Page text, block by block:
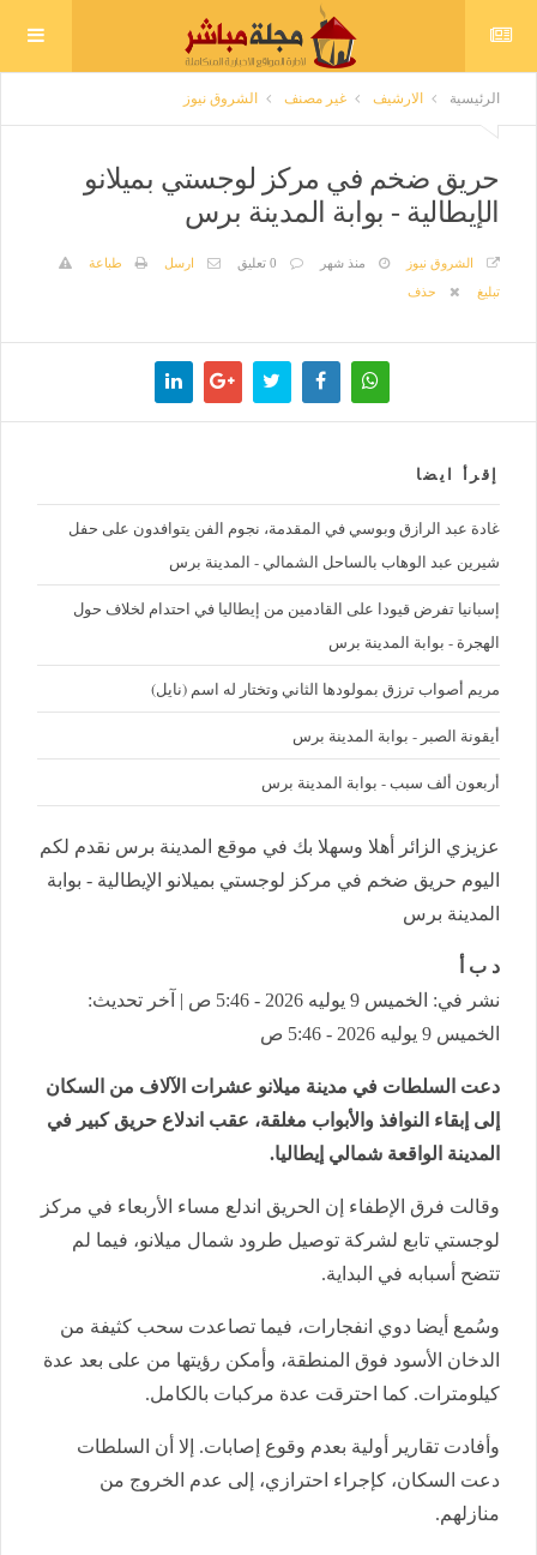
الرئيسية الارشيف غير مصنف الشروق نيوز
حريق ضخم في مركز لوجستي بميلانو
الإيطالية - بوابة المدينة برس
الشروق نيوز منذ شهر 0 تعليق ارسل
طباعة
تبليغ
حذف
إقرأ ايضا
غادة عبد الرازق وبوسي في المقدمة، نجوم الفن يتوافدون على حفل
شيرين عبد الوهاب بالساحل الشمالي - المدينة برس
إسبانيا تفرض قيودا على القادمين من إيطاليا في احتدام لخلاف حول
الهجرة - بوابة المدينة برس
مريم أصواب ترزق بمولودها الثاني وتختار له اسم (نايل)
أيقونة الصبر - بوابة المدينة برس
أربعون ألف سبب - بوابة المدينة برس
عزيزي الزائر أهلا وسهلا بك في موقع المدينة برس نقدم لكم
اليوم حريق ضخم في مركز لوجستي بميلانو الإيطالية - بوابة
المدينة برس
د ب أ
نشر في: الخميس 9 يوليه 2026 - 5:46 ص | آخر تحديث:
الخميس 9 يوليه 2026 - 5:46 ص
دعت السلطات في مدينة ميلانو عشرات الآلاف من السكان
إلى إبقاء النوافذ والأبواب مغلقة، عقب اندلاع حريق كبير في
المدينة الواقعة شمالي إيطاليا.
وقالت فرق الإطفاء إن الحريق اندلع مساء الأربعاء في مركز
لوجستي تابع لشركة توصيل طرود شمال ميلانو، فيما لم
تتضح أسبابه في البداية.
وسُمع أيضا دوي انفجارات، فيما تصاعدت سحب كثيفة من
الدخان الأسود فوق المنطقة، وأمكن رؤيتها من على بعد عدة
كيلومترات. كما احترقت عدة مركبات بالكامل.
وأفادت تقارير أولية بعدم وقوع إصابات. إلا أن السلطات
دعت السكان، كإجراء احترازي، إلى عدم الخروج من
منازلهم.